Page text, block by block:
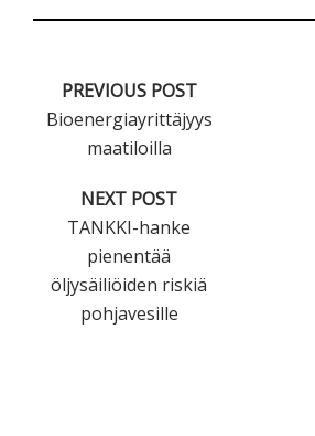
PREVIOUS POST
Bioenergiayrittäjyys
maatiloilla
NEXT POST
TANKKI-hanke
pienentää
öljysäiliöiden riskiä
pohjavesille